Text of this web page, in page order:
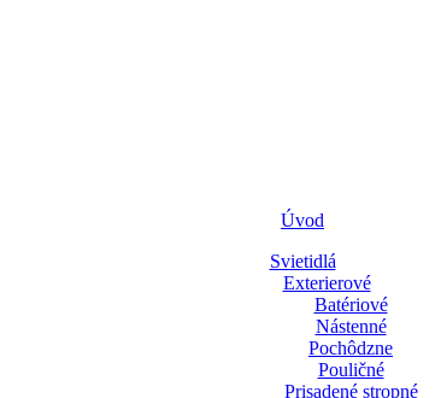
Úvod
Svietidlá
Exterierové
Batériové
Nástenné
Pochôdzne
Pouličné
Prisadené stropné